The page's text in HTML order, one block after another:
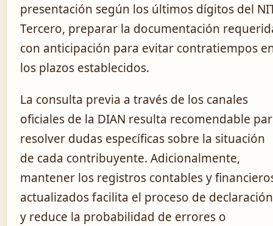
presentación según los últimos dígitos del
Tercero, preparar la documentación
con anticipación para evitar contratiempos
los plazos establecidos.
La consulta previa a través de los canales
oficiales de la DIAN resulta recomendable
resolver dudas específicas sobre la situación
de cada contribuyente. Adicionalmente,
mantener los registros contables y
actualizados facilita el proceso de declaración
y reduce la probabilidad de errores o